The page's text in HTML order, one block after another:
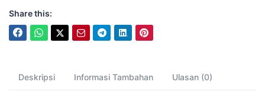
Share this:
Deskripsi Informasi Tambahan Ulasan (0)